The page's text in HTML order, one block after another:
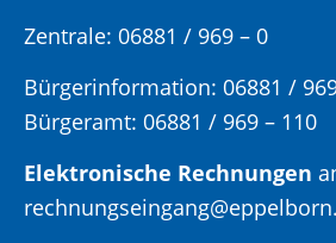
Zentrale: 06881 / 969 – 0
Bürgerinformation: 06881 /
Bürgeramt: 06881 / 969 – 110
Elektronische Rechnungen